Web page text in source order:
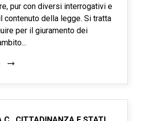
pur con diversi interrogativi e
contenuto della legge. Si tratta
per il giuramento dei